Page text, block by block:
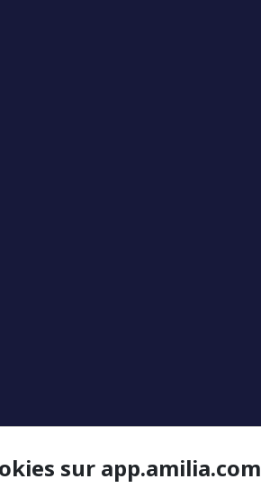
sur app.amilia.com